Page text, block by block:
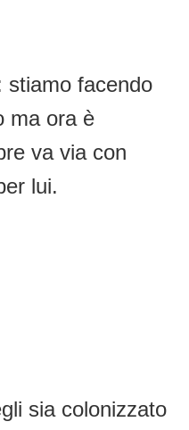
stiamo facendo
ma ora è
va via con
lui.
sia colonizzato